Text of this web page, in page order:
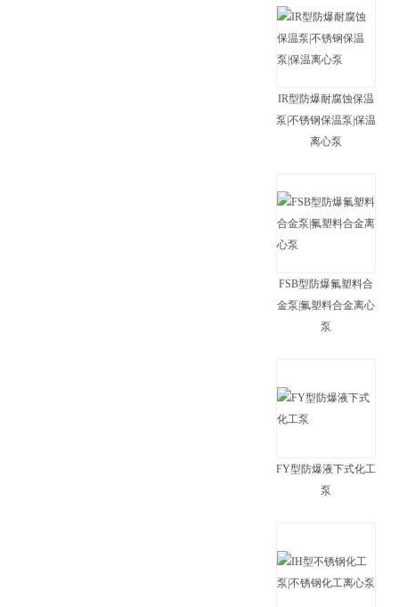
IR型防爆耐腐蚀保温
泵|不锈钢保温泵|保温
离心泵
FSB型防爆氟塑料合
金泵|氟塑料合金离心
泵
FY型防爆液下式化工
泵